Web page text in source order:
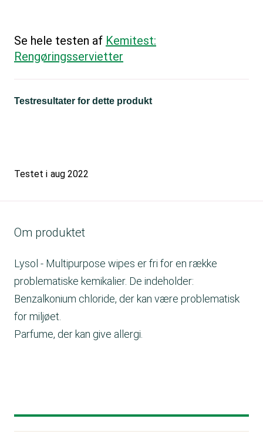
Se hele testen af Kemitest:
Rengøringsservietter
Testresultater for dette produkt
Testet i aug 2022
Om produktet
Lysol - Multipurpose wipes er fri for en række
problematiske kemikalier. De indeholder:
Benzalkonium chloride, der kan være problematisk
for miljøet.
Parfume, der kan give allergi.